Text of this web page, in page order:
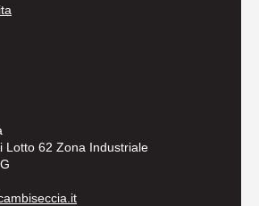
Lotto 62 Zona Industriale